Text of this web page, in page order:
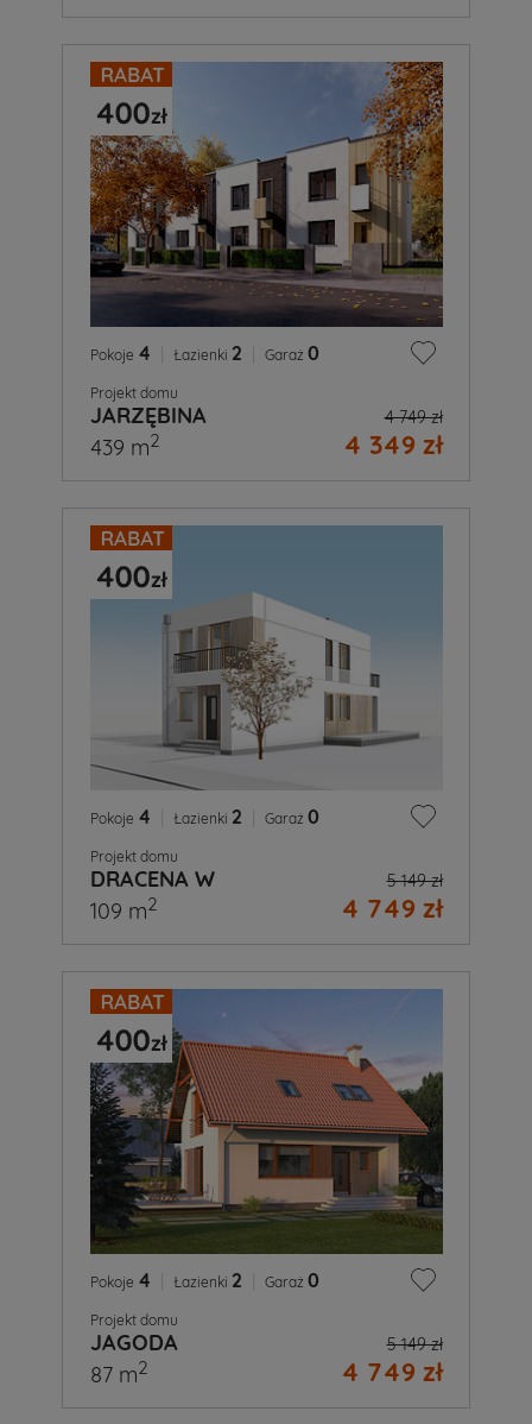
Pokoje 4 Łazienki 2 Garaż 0
Projekt domu
JARZĘBINA 4 749 zł
4 349 zł
439 m2
Pokoje 4 Łazienki 2 Garaż 0
Projekt domu
DRACENA W 5 149 zł
4 749 zł
109 m2
Pokoje 4 Łazienki 2 Garaż 0
Projekt domu
JAGODA 5 149 zł
4 749 zł
87 m2